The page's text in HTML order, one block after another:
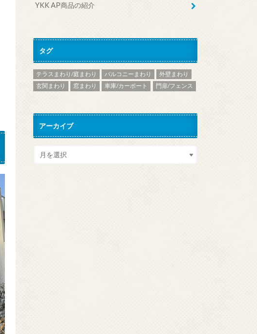
YKK AP商品の紹介
タグ
テラスまわり/庭まわり バルコニーまわり
外壁まわり
玄関まわり
窓まわり 車庫/カーポート 門扉/フェンス
アーカイブ